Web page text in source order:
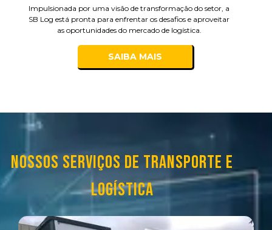
Impulsionada por uma visão de transformação do setor, a
SB Log está pronta para enfrentar os desafios e aproveitar
as oportunidades do mercado de logística.
SAIBA MAIS
NOSSOS SERVIÇOS DE TRANSPORTE E
LOGÍSTICA